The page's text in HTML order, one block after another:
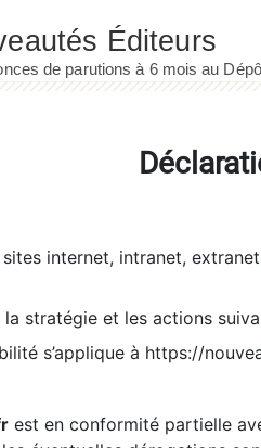
sites internet, intranet,
stratégie et les actions
s’applique à https://
est en conformité partielle